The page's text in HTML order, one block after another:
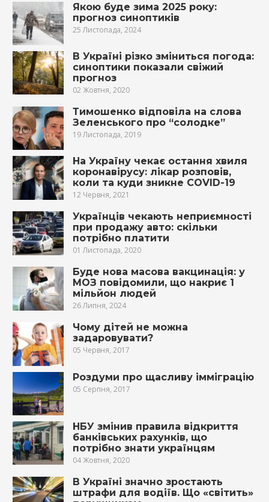
Якою буде зима 2025 року:
прогноз синоптиків
25 Листопада, 2024
В Україні різко зміниться погода:
синоптики показали свіжий
прогноз
02 Жовтня, 2020
Тимошенко відповіла на слова
Зеленського про “солодке”
19 Листопада, 2019
На Україну чекає остання хвиля
коронавірусу: лікар розповів,
коли та куди зникне COVID-19
12 Червня, 2021
Українців чекають неприємності
при продажу авто: скільки
потрібно платити
01 Листопада, 2020
Буде нова масова вакцинація: у
МОЗ повідомили, що накриє 1
мільйон людей
26 Липня, 2024
Чому дітей не можна
задаровувати?
05 Червня, 2017
Роздуми про щасливу імміграцію
05 Серпня, 2017
НБУ змінив правила відкриття
банківських рахунків, що
потрібно знати українцям
04 Жовтня, 2020
В Україні значно зростають
штрафи для водіїв. Що «світить»